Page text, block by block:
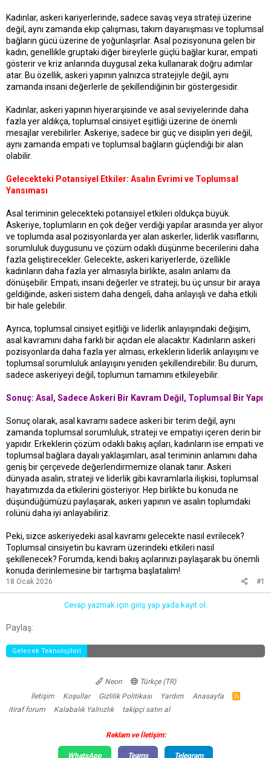
Kadınlar, askeri kariyerlerinde, sadece savaş veya strateji üzerine
değil, aynı zamanda ekip çalışması, takım dayanışması ve toplumsal
bağların gücü üzerine de yoğunlaşırlar. Asal pozisyonuna gelen bir
kadın, genellikle gruptaki diğer bireylerle güçlü bağlar kurar, empati
gösterir ve kriz anlarında duygusal zeka kullanarak doğru adımlar
atar. Bu özellik, askeri yapının yalnızca stratejiyle değil, aynı
zamanda insani değerlerle de şekillendiğinin bir göstergesidir.
Kadınlar, askeri yapının hiyerarşisinde ve asal seviyelerinde daha
fazla yer aldıkça, toplumsal cinsiyet eşitliği üzerine de önemli
mesajlar verebilirler. Askeriye, sadece bir güç ve disiplin yeri değil,
aynı zamanda empati ve toplumsal bağların güçlendiği bir alan
olabilir.
Gelecekteki Potansiyel Etkiler: Asalın Evrimi ve Toplumsal
Yansıması
Asal teriminin gelecekteki potansiyel etkileri oldukça büyük.
Askeriye, toplumların en çok değer verdiği yapılar arasında yer alıyor
ve toplumda asal pozisyonlarda yer alan askerler, liderlik vasıflarını,
sorumluluk duygusunu ve çözüm odaklı düşünme becerilerini daha
fazla geliştirecekler. Gelecekte, askeri kariyerlerde, özellikle
kadınların daha fazla yer almasıyla birlikte, asalın anlamı da
dönüşebilir. Empati, insani değerler ve strateji; bu üç unsur bir araya
geldiğinde, askeri sistem daha dengeli, daha anlayışlı ve daha etkili
bir hale gelebilir.
Ayrıca, toplumsal cinsiyet eşitliği ve liderlik anlayışındaki değişim,
asal kavramını daha farklı bir açıdan ele alacaktır. Kadınların askeri
pozisyonlarda daha fazla yer alması, erkeklerin liderlik anlayışını ve
toplumsal sorumluluk anlayışını yeniden şekillendirebilir. Bu durum,
sadece askeriyeyi değil, toplumun tamamını etkileyebilir.
Sonuç: Asal, Sadece Askeri Bir Kavram Değil, Toplumsal Bir Yapı
Sonuç olarak, asal kavramı sadece askeri bir terim değil, aynı
zamanda toplumsal sorumluluk, strateji ve empatiyi içeren derin bir
yapıdır. Erkeklerin çözüm odaklı bakış açıları, kadınların ise empati ve
toplumsal bağlara dayalı yaklaşımları, asal teriminin anlamını daha
geniş bir çerçevede değerlendirmemize olanak tanır. Askeri
dünyada asalın, strateji ve liderlik gibi kavramlarla ilişkisi, toplumsal
hayatımızda da etkilerini gösteriyor. Hep birlikte bu konuda ne
düşündüğümüzü paylaşarak, askeri yapının ve asalın toplumdaki
rolünü daha iyi anlayabiliriz.
Peki, sizce askeriyedeki asal kavramı gelecekte nasıl evrilecek?
Toplumsal cinsiyetin bu kavram üzerindeki etkileri nasıl
şekillenecek? Forumda, kendi bakış açılarınızı paylaşarak bu önemli
konuda derinlemesine bir tartışma başlatalım!
18 Ocak 2026 #1
Cevap yazmak için giriş yap yada kayıt ol.
Paylaş:
Gelecek Teknolojileri
Neon
Türkçe (TR)
İletişim
Koşullar Gizlilik Politikası Yardım Anasayfa
R
itiraf forum Kalabalık Yalnızlık takipçi satın al
Reklam ve İletişim:
WhatsApp Teams Telegram